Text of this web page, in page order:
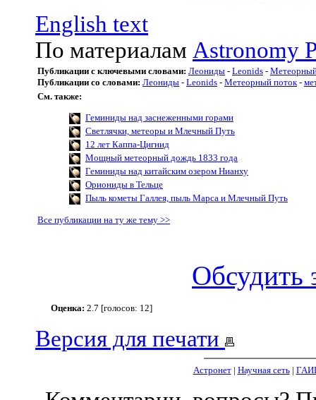
English text
По материалам Astronomy
Публикации с ключевыми словами: Леониды - Leonids -
Публикации со словами: Леониды - Leonids - Метеорный поток-
См. также:
Геминиды над заснеженными горами
Светлячки, метеоры и Млечный Путь
12 лет Каппа-Цигнид
Мощный метеорный дождь 1833 года
Геминиды над китайским озером Нианху
Ориониды в Тельце
Пыль кометы Галлея, пыль Марса и Млечный Путь
Все публикации на ту же тему >>
Обсудить
Оценка: 2.7 [голосов: 12]
Версия для печати
Астронет| Научная сеть|